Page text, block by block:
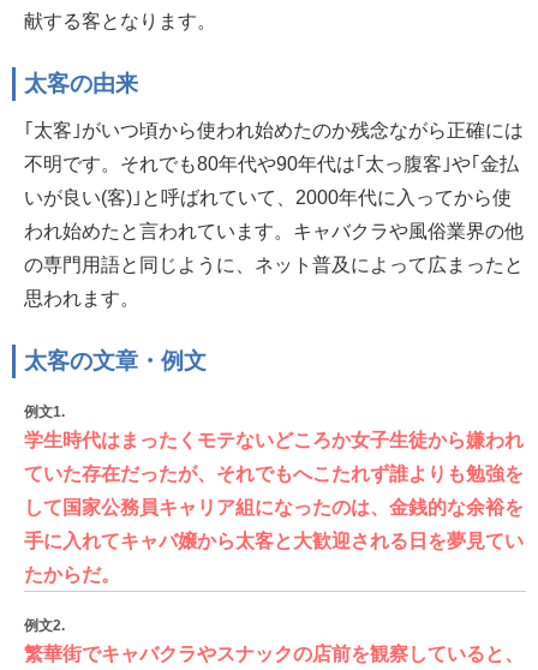
献する客となります。
太客の由来
｢太客｣がいつ頃から使われ始めたのか残念ながら正確には
不明です。それでも80年代や90年代は｢太っ腹客｣や｢金払
いが良い(客)｣と呼ばれていて、2000年代に入ってから使
われ始めたと言われています。キャバクラや風俗業界の他
の専門用語と同じように、ネット普及によって広まったと
思われます。
太客の文章・例文
例文1.
学生時代はまったくモテないどころか女子生徒から嫌われ
ていた存在だったが、それでもへこたれず誰よりも勉強を
して国家公務員キャリア組になったのは、金銭的な余裕を
手に入れてキャバ嬢から太客と大歓迎される日を夢見てい
たからだ。
例文2.
繁華街でキャバクラやスナックの店前を観察していると、